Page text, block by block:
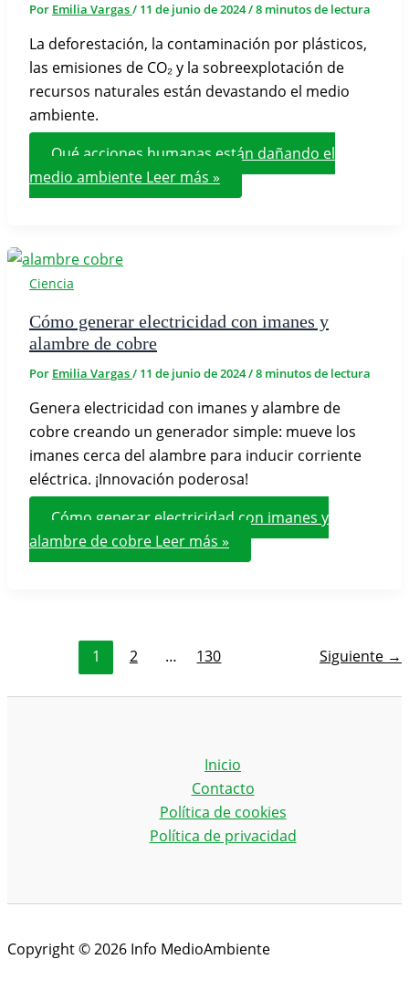
Por Emilia Vargas/ 11 de junio de 2024/8 minutos de lectura
La deforestación, la contaminación por plásticos,
las emisiones de CO₂ y la sobreexplotación de
recursos naturales están devastando el medio
ambiente.
Qué acciones humanas están dañando el
medio ambiente Leer más »
Ciencia
Cómo generar electricidad con imanes y
alambre de cobre
Por Emilia Vargas/ 11 de junio de 2024/8 minutos de lectura
Genera electricidad con imanes y alambre de
cobre creando un generador simple: mueve los
imanes cerca del alambre para inducir corriente
eléctrica. ¡Innovación poderosa!
Cómo generar electricidad con imanes y
alambre de cobre Leer más »
1 2 … 130 Siguiente →
Inicio
Contacto
Política de cookies
Política de privacidad
Copyright © 2026 Info MedioAmbiente